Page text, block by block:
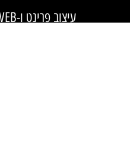
עיצוב פרינט ו-WEB